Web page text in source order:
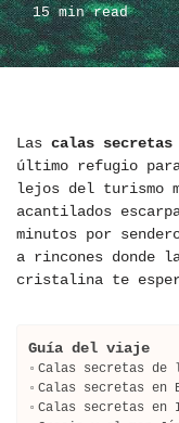
15 min read
Las calas secretas
último refugio
lejos del turismo
acantilados
minutos por
a rincones donde
cristalina te
Guía del viaje
Calas secretas de
Calas secretas en
Calas secretas